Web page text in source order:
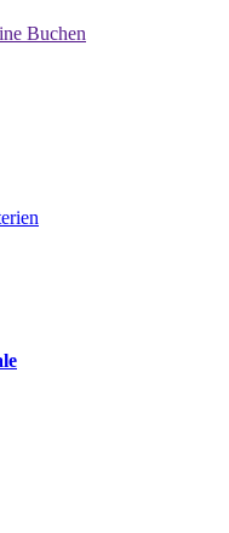
Buchen